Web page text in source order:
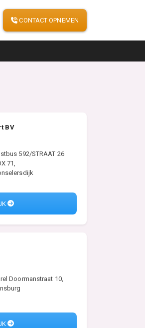
CONTACT OPNEMEN
BV
592/STRAAT 26
71,
Doormanstraat 10,